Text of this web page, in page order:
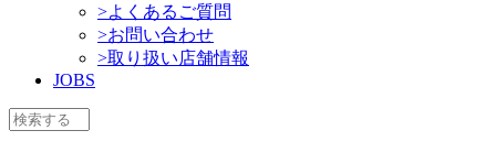
>よくあるご質問
>お問い合わせ
>取り扱い店舗情報
JOBS